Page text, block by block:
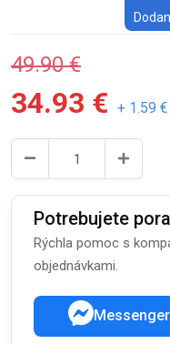
49.90 €
34.93 € + 1.59
Potrebujete
Rýchla pomoc s
objednávkami.
Messenger